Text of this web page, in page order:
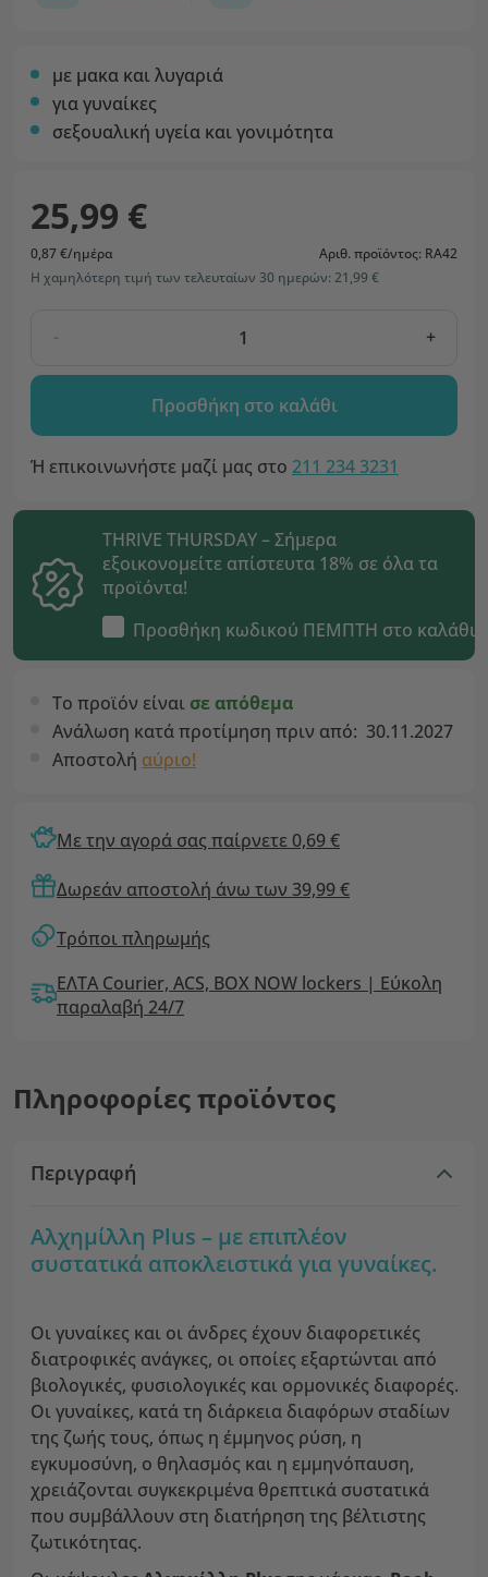
με μακα και λυγαριά
για γυναίκες
σεξουαλική υγεία και γονιμότητα
25,99 €
0,87 €/ημέρα
Αριθ. προϊόντος: RA42
Η χαμηλότερη τιμή των τελευταίων 30 ημερών: 21,99 €
- +
Προσθήκη στο καλάθι
Ή επικοινωνήστε μαζί μας στο 211 234 3231
THRIVE THURSDAY – Σήμερα
εξοικονομείτε απίστευτα 18% σε όλα τα
προϊόντα!
Προσθήκη κωδικού ΠΕΜΠΤΗ στο καλάθι
Το προϊόν είναι σε απόθεμα
Ανάλωση κατά προτίμηση πριν από: 30.11.2027
Αποστολή αύριο!
Με την αγορά σας παίρνετε 0,69 €
Δωρεάν αποστολή άνω των 39,99 €
Τρόποι πληρωμής
ΕΛΤΑ Courier, ACS, BOX NOW lockers | Εύκολη
παραλαβή 24/7
Πληροφορίες προϊόντος
Περιγραφή
Αλχημίλλη Plus – με επιπλέον
συστατικά αποκλειστικά για γυναίκες.
Οι γυναίκες και οι άνδρες έχουν διαφορετικές
διατροφικές ανάγκες, οι οποίες εξαρτώνται από
βιολογικές, φυσιολογικές και ορμονικές διαφορές.
Οι γυναίκες, κατά τη διάρκεια διαφόρων σταδίων
της ζωής τους, όπως η έμμηνος ρύση, η
εγκυμοσύνη, ο θηλασμός και η εμμηνόπαυση,
χρειάζονται συγκεκριμένα θρεπτικά συστατικά
που συμβάλλουν στη διατήρηση της βέλτιστης
ζωτικότητας.